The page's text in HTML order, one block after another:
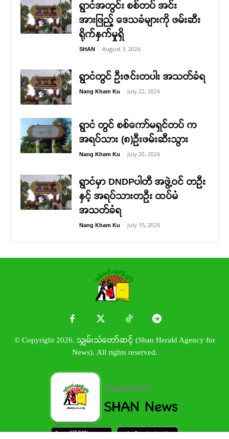
ရွာငံအတွင်း စစ်တပ် အင်း
အားဖြည့် ဒေသခံများကို ဖမ်းဆီး
ရိုက်နှက်မှုရှိ
SHAN - August 3, 2026
ရွာငံတွင် ဦးဇင်းတပါး အသတ်ခံရ
Nang Kham Ku - July 22, 2026
ရွာငံ တွင် စစ်ကော်မရှင်တပ် က
အရပ်သား (၈)ဦးဖမ်းဆီးသွား
Nang Kham Ku - July 20, 2026
ရွာငံမှာ DNDPပါတီ အဖွဲ့ဝင် တဦး
နှင့် အရပ်သားတဦး ထပ်မံ
အသတ်ခံရ
Nang Kham Ku - July 15, 2026
© Copyright 2026. သျှမ်းသံတော်ဆင့် (Shan Herald Agency for
News). All rights reserved.